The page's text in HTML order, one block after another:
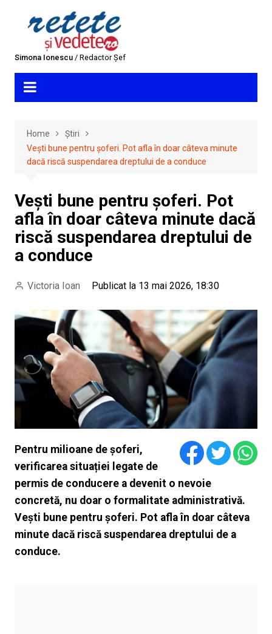
Simona Ionescu/ Redactor Șef
Home
Știri
Vești bune pentru șoferi. Pot afla în doar câteva minute
dacă riscă suspendarea dreptului de a conduce
Vești bune pentru șoferi. Pot
afla în doar câteva minute dacă
riscă suspendarea dreptului de
a conduce
Victoria Ioan Publicat la 13 mai 2026, 18:30
Pentru milioane de șoferi,
verificarea situației legate de
permis de conducere a devenit o nevoie
concretă, nu doar o formalitate administrativă.
Vești bune pentru șoferi. Pot afla în doar câteva
minute dacă riscă suspendarea dreptului de a
conduce.